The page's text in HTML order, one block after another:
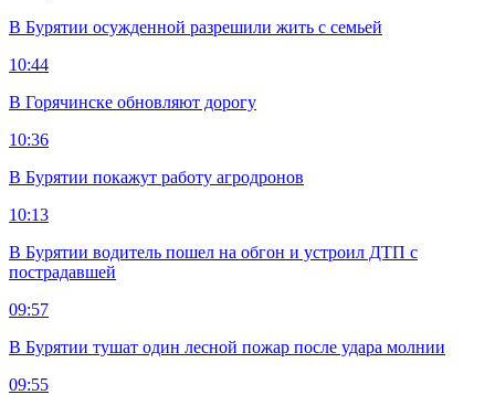
В Бурятии осужденной разрешили жить с семьей
10:44
В Горячинске обновляют дорогу
10:36
В Бурятии покажут работу агродронов
10:13
В Бурятии водитель пошел на обгон и устроил ДТП с
пострадавшей
09:57
В Бурятии тушат один лесной пожар после удара молнии
09:55